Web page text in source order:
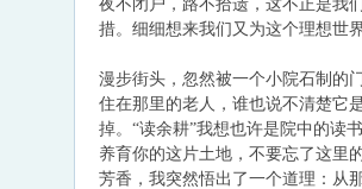
夜不闭户，路不拾遗，这不正是我
措。细细想来我们又为这个理想世
漫步街头，忽然被一个小院石制的
住在那里的老人，谁也说不清楚它
掉。“读余耕”我想也许是院中的读
养育你的这片土地，不要忘了这里
芳香，我突然悟出了一个道理：从